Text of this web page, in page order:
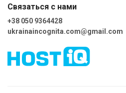
Связаться с нами
+38 050 9364428
ukrainaincognita.com@gmail.com